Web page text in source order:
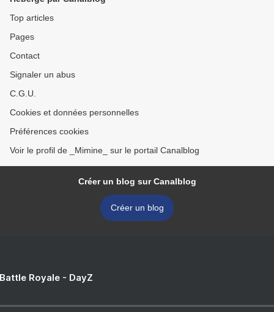
Top articles
Pages
Contact
Signaler un abus
C.G.U.
Cookies et données personnelles
Préférences cookies
Voir le profil de _Mimine_ sur le portail Canalblog
Créer un blog sur Canalblog
Créer un blog
Royale - DayZ